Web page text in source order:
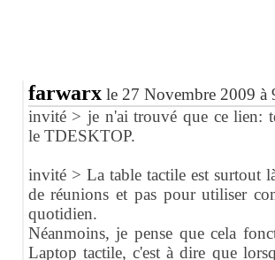
farwarxle 27 Novembre 2009 à
invité > je n'ai trouvé que ce lien:
le TDESKTOP.
invité > La table tactile est surtout
de réunions et pas pour utiliser
quotidien.
Néanmoins, je pense que cela
Laptop tactile, c'est à dire que